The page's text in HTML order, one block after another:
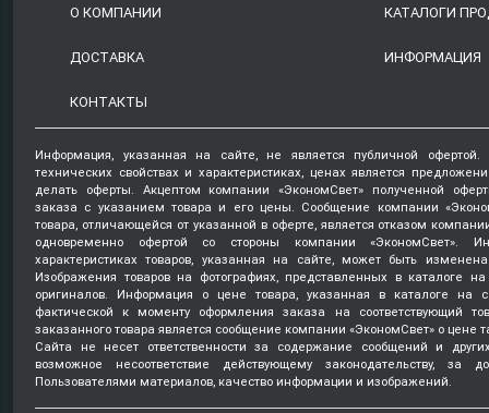
О КОМПАНИИ КАТАЛОГИ
ДОСТАВКА ИНФОРМАЦИЯ
КОНТАКТЫ
Информация, указанная на сайте, не является публичной
технических свойствах и характеристиках, ценах является
делать оферты. Акцептом компании «ЭкономСвет» полученной
заказа с указанием товара и его цены. Сообщение компании
товара, отличающейся от указанной в оферте, является отказом
одновременно офертой со стороны компании «ЭкономСвет».
характеристиках товаров, указанная на сайте, может быть
Изображения товаров на фотографиях, представленных в каталоге на
оригиналов. Информация о цене товара, указанная в каталоге на
фактической к моменту оформления заказа на соответствующий
заказанного товара является сообщение компании «ЭкономСвет» о цене
Сайта не несет ответственности за содержание сообщений и
возможное несоответствие действующему законодательству, за
Пользователями материалов, качество информации и изображений.